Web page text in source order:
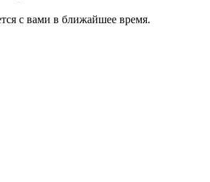
с вами в ближайшее время.